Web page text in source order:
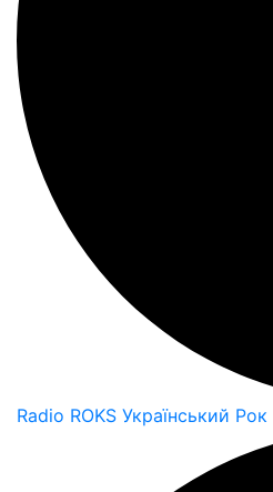
Radio ROKS Український Рок